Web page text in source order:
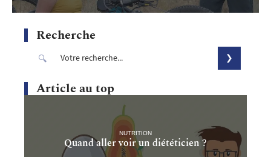
Recherche
Article au top
NUTRITION
Quand aller voir un diététicien ?